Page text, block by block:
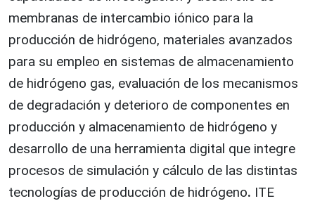
membranas de intercambio iónico para la
producción de hidrógeno, materiales avanzados
para su empleo en sistemas de almacenamiento
de hidrógeno gas, evaluación de los mecanismos
de degradación y deterioro de componentes en
producción y almacenamiento de hidrógeno y
desarrollo de una herramienta digital que integre
procesos de simulación y cálculo de las distintas
tecnologías de producción de hidrógeno. ITE